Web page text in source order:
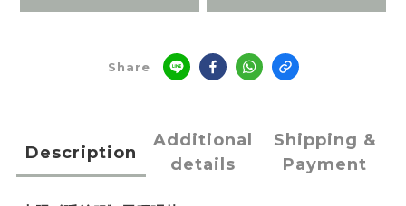
Share
Description
Additional
details
Shipping &
Payment